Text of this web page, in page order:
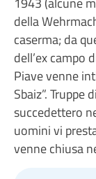
della
caserma; da
dell’ex campo
Piave venne
Sbaiz”.
succedettero
uomini vi
venne chiusa